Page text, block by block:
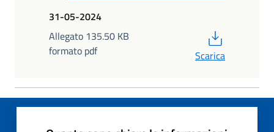
31-05-2024
Allegato 135.50 KB
formato pdf
Scarica